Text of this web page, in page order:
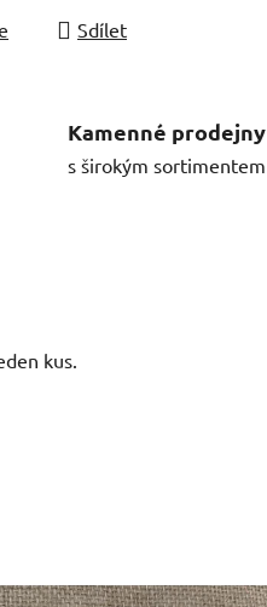
Sdílet
Kamenné prodejny
s širokým sortimentem
kus.